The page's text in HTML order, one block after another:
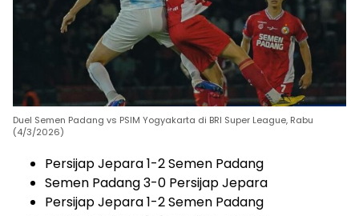
Duel Semen Padang vs PSIM Yogyakarta di BRI Super League, Rabu
(4/3/2026)
Persijap Jepara 1-2 Semen Padang
Semen Padang 3-0 Persijap Jepara
Persijap Jepara 1-2 Semen Padang